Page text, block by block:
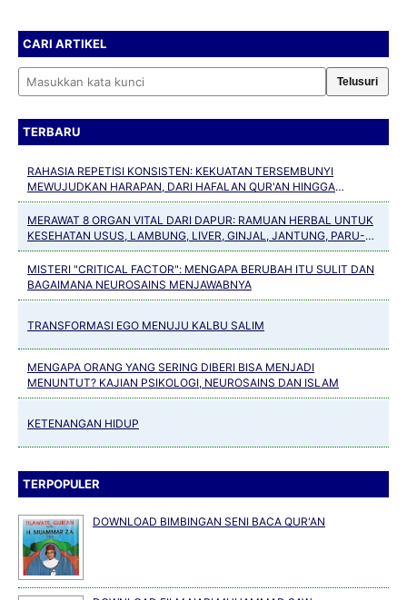
CARI ARTIKEL
TERBARU
RAHASIA REPETISI KONSISTEN: KEKUATAN TERSEMBUNYI
MEWUJUDKAN HARAPAN, DARI HAFALAN QUR'AN HINGGA
KEBIASAAN POSITIF
MERAWAT 8 ORGAN VITAL DARI DAPUR: RAMUAN HERBAL UNTUK
KESEHATAN USUS, LAMBUNG, LIVER, GINJAL, JANTUNG, PARU-
PARU, PANKREAS DAN TULANG
MISTERI "CRITICAL FACTOR": MENGAPA BERUBAH ITU SULIT DAN
BAGAIMANA NEUROSAINS MENJAWABNYA
TRANSFORMASI EGO MENUJU KALBU SALIM
MENGAPA ORANG YANG SERING DIBERI BISA MENJADI
MENUNTUT? KAJIAN PSIKOLOGI, NEUROSAINS DAN ISLAM
KETENANGAN HIDUP
TERPOPULER
DOWNLOAD BIMBINGAN SENI BACA QUR'AN